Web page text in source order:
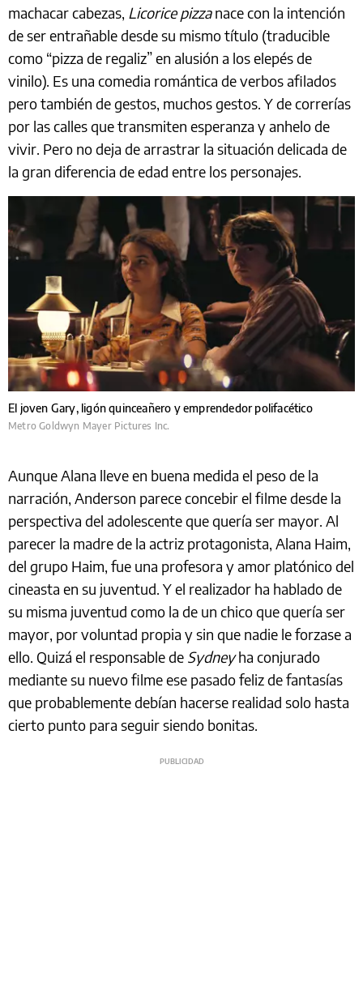
machacar cabezas, Licorice pizzanace con la intención
de ser entrañable desde su mismo título (traducible
como “pizza de regaliz” en alusión a los elepés de
vinilo). Es una comedia romántica de verbos afilados
pero también de gestos, muchos gestos. Y de correrías
por las calles que transmiten esperanza y anhelo de
vivir. Pero no deja de arrastrar la situación delicada de
la gran diferencia de edad entre los personajes.
El joven Gary, ligón quinceañero y emprendedor polifacético
Metro Goldwyn Mayer Pictures Inc.
Aunque Alana lleve en buena medida el peso de la
narración, Anderson parece concebir el filme desde la
perspectiva del adolescente que quería ser mayor. Al
parecer la madre de la actriz protagonista, Alana Haim,
del grupo Haim, fue una profesora y amor platónico del
cineasta en su juventud. Y el realizador ha hablado de
su misma juventud como la de un chico que quería ser
mayor, por voluntad propia y sin que nadie le forzase a
ello. Quizá el responsable de Sydneyha conjurado
mediante su nuevo filme ese pasado feliz de fantasías
que probablemente debían hacerse realidad solo hasta
cierto punto para seguir siendo bonitas.